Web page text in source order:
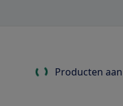
Producten